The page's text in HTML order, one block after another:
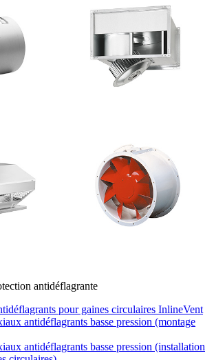
antidéflagrante
pour gaines circulaires InlineVent
antidéflagrants basse pression (montage
antidéflagrants basse pression (installation